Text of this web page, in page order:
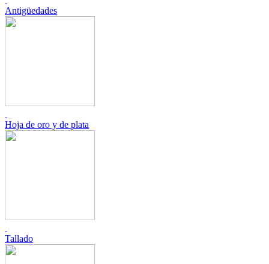
Antigüedades
Hoja de oro y de plata
Tallado